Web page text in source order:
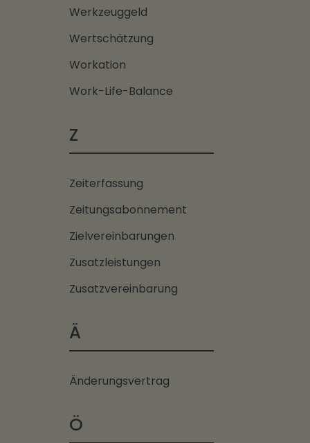
Werkzeuggeld
Wertschätzung
Workation
Work-Life-Balance
Z
Zeiterfassung
Zeitungsabonnement
Zielvereinbarungen
Zusatzleistungen
Zusatzvereinbarung
Ä
Änderungsvertrag
Ö